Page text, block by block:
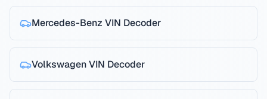
Mercedes-Benz VIN Decoder
VolkswagenVIN Decoder